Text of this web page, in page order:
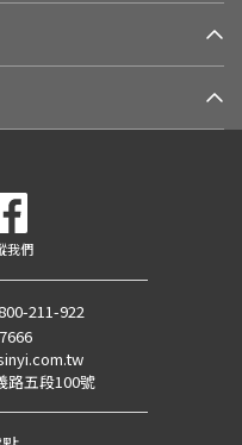
我們
211-922
路五段100號